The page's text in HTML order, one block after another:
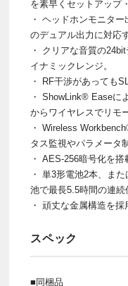
を素早くセットアップ
・ ヘッドホンモニタ
のデュアル出力に対応
・ クリアな音質の
イナミックレンジ。
・ RF干渉があっても
・ ShowLink® Easeに
からワイヤレスでリモ
・ Wireless
タス監視やパラメータ
・ AES-256暗号化を
・ 単3形電池2本、ま
池で最長5.5時間の連続
・ 頑丈な金属構造を
スペック
■同梱品